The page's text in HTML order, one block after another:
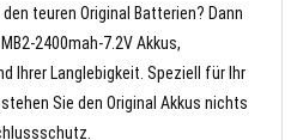
teuren Original Batterien? Dann
2400mah-7.2V Akkus,
Ihrer Langlebigkeit. Speziell für Ihr
Sie den Original Akkus nichts